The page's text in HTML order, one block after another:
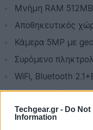
Techgear.gr - Do Not
Information
Μνήμη RAM 512MB
Αποθηκευτικός
Κάμερα 5MP με
Συρόμενο
WiFi, Bluetooth
Επιταχυντόμετρο,
light
Μπαταρία 910mAh